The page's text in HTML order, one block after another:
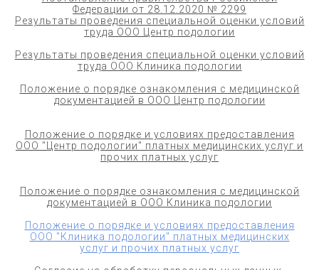
Федерации от 28.12.2020 № 2299
Результаты проведения специальной оценки условий
труда ООО Центр подологии
Результаты проведения специальной оценки условий
труда ООО Клиника подологии
Положение о порядке ознакомления с медицинской
документацией в ООО Центр подологии
Положение о порядке и условиях предоставления
ООО "Центр подологии" платных медицинских услуг и
прочих платных услуг
Положение о порядке ознакомления с медицинской
документацией в ООО Клиника подологии
Положение о порядке и условиях предоставления
ООО "Клиника подологии" платных медицинских
услуг и прочих платных услуг